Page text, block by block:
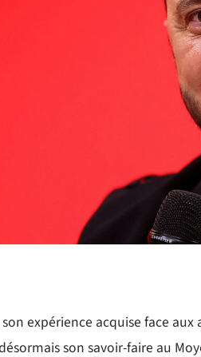
expérience acquise face aux
son savoir-faire au